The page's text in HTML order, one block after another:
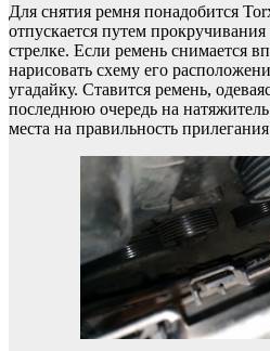
Для снятия ремня понадобится
отпускается путем
стрелке. Если ремень снимается
нарисовать схему его
угадайку. Ставится ремень,
последнюю очередь на
места на правильность